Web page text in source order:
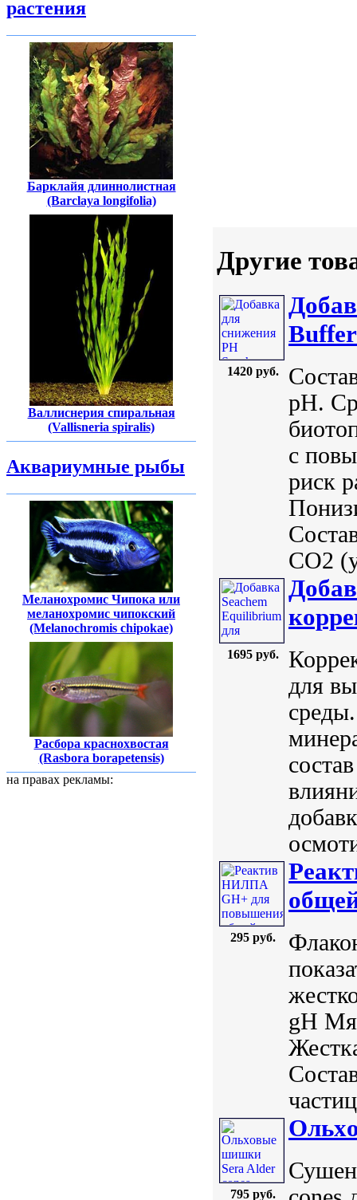
растения
Барклайя длиннолистная
(Barclaya longifolia)
Валлиснерия спиральная
(Vallisneria spiralis)
Аквариумные рыбы
Меланохромис Чипока или
меланохромис чипокский
(Melanochromis chipokae)
Расбора краснохвостая
(Rasbora borapetensis)
на правах рекламы:
Другие
1420 руб.
pH.
с
риск
CO2
1695 руб.
для
295 руб.
gH
795 руб.